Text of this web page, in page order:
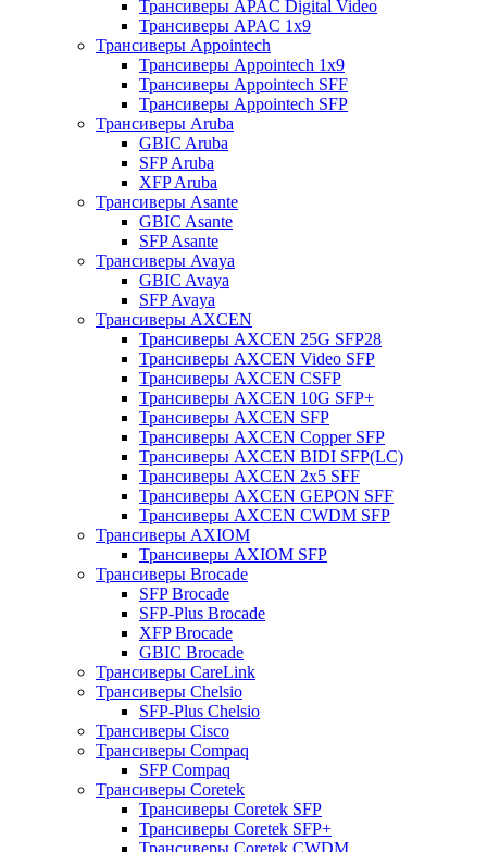
Трансиверы APAC Digital Video
Трансиверы APAC 1x9
Трансиверы Appointech
Трансиверы Appointech 1x9
Трансиверы Appointech SFF
Трансиверы Appointech SFP
Трансиверы Aruba
GBIC Aruba
SFP Aruba
XFP Aruba
Трансиверы Asante
GBIC Asante
SFP Asante
Трансиверы Avaya
GBIC Avaya
SFP Avaya
Трансиверы AXCEN
Трансиверы AXCEN 25G SFP28
Трансиверы AXCEN Video SFP
Трансиверы AXCEN CSFP
Трансиверы AXCEN 10G SFP+
Трансиверы AXCEN SFP
Трансиверы AXCEN Copper SFP
Трансиверы AXCEN BIDI SFP(LC)
Трансиверы AXCEN 2x5 SFF
Трансиверы AXCEN GEPON SFF
Трансиверы AXCEN CWDM SFP
Трансиверы AXIOM
Трансиверы AXIOM SFP
Трансиверы Brocade
SFP Brocade
SFP-Plus Brocade
XFP Brocade
GBIC Brocade
Трансиверы CareLink
Трансиверы Chelsio
SFP-Plus Chelsio
Трансиверы Cisco
Трансиверы Compaq
SFP Compaq
Трансиверы Coretek
Трансиверы Coretek SFP
Трансиверы Coretek SFP+
Трансиверы Coretek CWDM